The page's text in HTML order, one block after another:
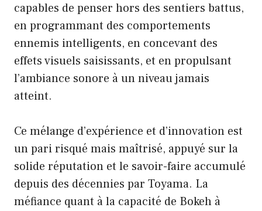
capables de penser hors des sentiers battus,
en programmant des comportements
ennemis intelligents, en concevant des
effets visuels saisissants, et en propulsant
l’ambiance sonore à un niveau jamais
atteint.
Ce mélange d’expérience et d’innovation est
un pari risqué mais maîtrisé, appuyé sur la
solide réputation et le savoir-faire accumulé
depuis des décennies par Toyama. La
méfiance quant à la capacité de Bokeh à